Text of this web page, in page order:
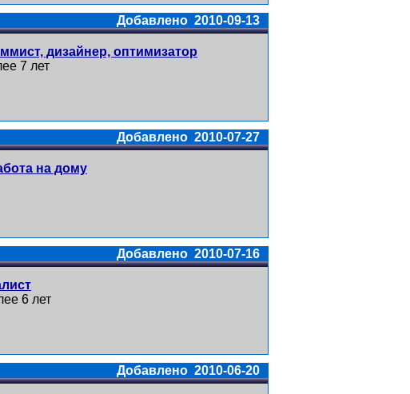
Добавлено 2010-09-13
дизайнер, оптимизатор
7 лет
Добавлено 2010-07-27
на дому
Добавлено 2010-07-16
6 лет
Добавлено 2010-06-20